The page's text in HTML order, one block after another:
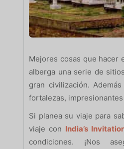
Mejores cosas que hacer
alberga una serie de
gran civilización.
fortalezas,
Si planea su viaje para
viaje con India’s
condiciones. ¡Nos